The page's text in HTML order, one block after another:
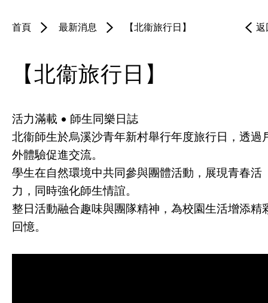
返
首頁 最新消息 【北衞旅行日】
【北衞旅行日】
活力滿載 • 師生同樂日誌
北衞師生於烏溪沙青年新村舉行年度旅行日，透過
外體驗促進交流。
學生在自然環境中共同參與團體活動，展現青春活
力，同時強化師生情誼。
整日活動融合趣味與團隊精神，為校園生活增添精
回憶。